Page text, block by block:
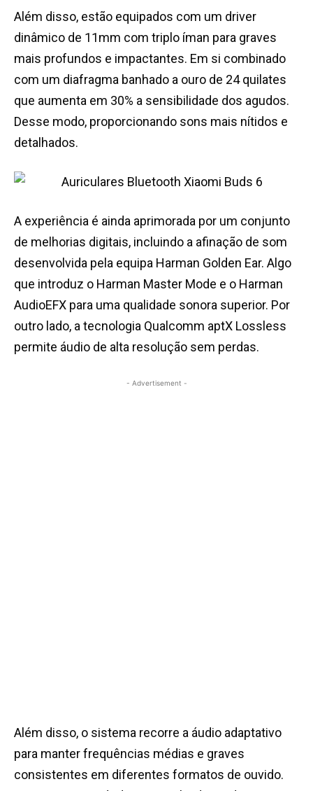
Além disso, estão equipados com um driver
dinâmico de 11mm com triplo íman para graves
mais profundos e impactantes. Em si combinado
com um diafragma banhado a ouro de 24 quilates
que aumenta em 30% a sensibilidade dos agudos.
Desse modo, proporcionando sons mais nítidos e
detalhados.
A experiência é ainda aprimorada por um conjunto
de melhorias digitais, incluindo a afinação de som
desenvolvida pela equipa Harman Golden Ear. Algo
que introduz o Harman Master Mode e o Harman
AudioEFX para uma qualidade sonora superior. Por
outro lado, a tecnologia Qualcomm aptX Lossless
permite áudio de alta resolução sem perdas.
- Advertisement -
Além disso, o sistema recorre a áudio adaptativo
para manter frequências médias e graves
consistentes em diferentes formatos de ouvido.